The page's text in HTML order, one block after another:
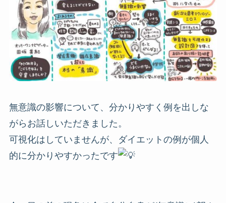
無意識の影響について、分かりやすく例を出しな
がらお話しいただきました。
可視化はしていませんが、ダイエットの例が個人
的に分かりやすかったです